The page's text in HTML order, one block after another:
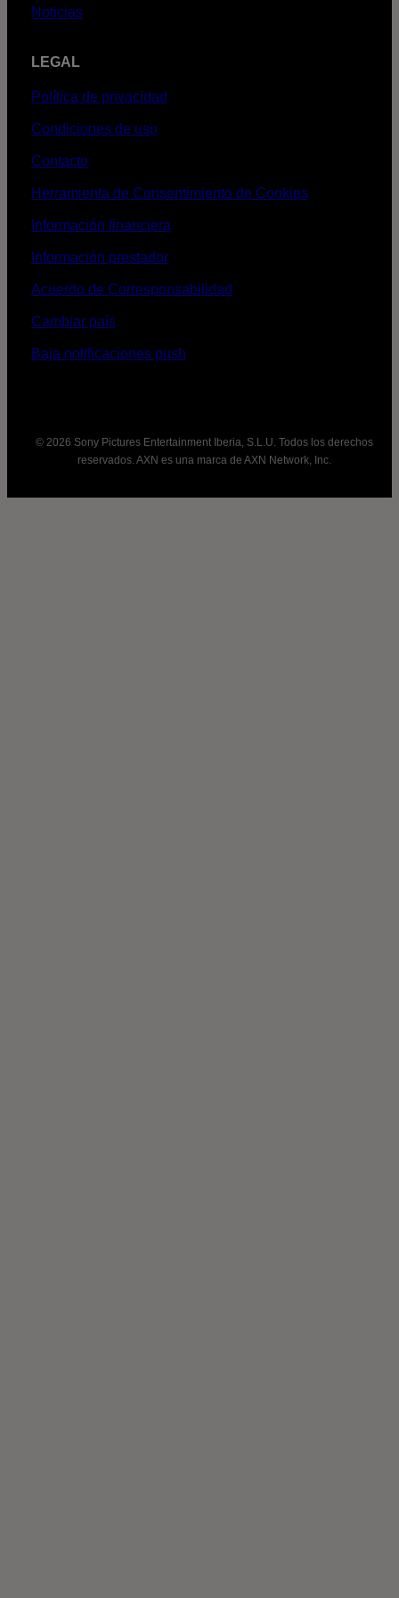
Noticias
LEGAL
Política de privacidad
Condiciones de uso
Contacto
Herramienta de Consentimiento de Cookies
Información financiera
Información prestador
Acuerdo de Corresponsabilidad
Cambiar país
Baja notificaciones push
© 2026 Sony Pictures Entertainment Iberia, S.L.U. Todos los derechos
reservados. AXN es una marca de AXN Network, Inc.